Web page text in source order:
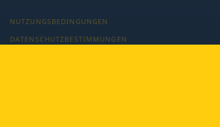
NUTZUNGSBEDINGUNGEN
DATENSCHUTZBESTIMMUNGEN